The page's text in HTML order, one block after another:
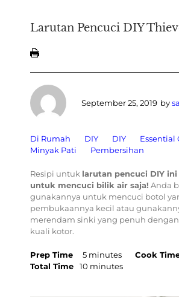
Larutan Pencuci DIY
September 25, 2019 by
Di Rumah DIY DIY
Essential
Minyak Pati
Pembersihan
Resipi untuk larutan pencuci DIY
untuk mencuci bilik air saja! Anda
gunakannya untuk mencuci botol
pembukaannya kecil atau
merendam sinki yang penuh
kuali kotor.
Prep Time 5 minutes Cook
Total Time
10 minutes